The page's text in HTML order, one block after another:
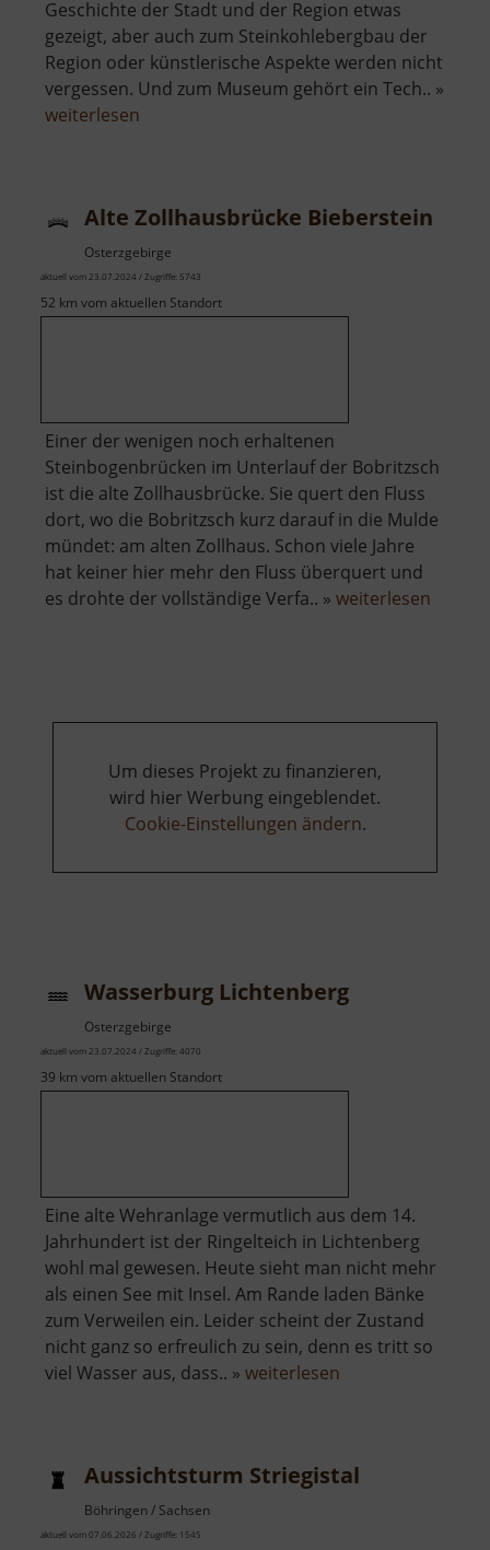
Geschichte der Stadt und der Region etwas
gezeigt, aber auch zum Steinkohlebergbau der
Region oder künstlerische Aspekte werden nicht
vergessen. Und zum Museum gehört ein Tech.. »
weiterlesen
Alte Zollhausbrücke Bieberstein
Osterzgebirge
aktuell vom 23.07.2024 / Zugriffe: 5743
52 km vom aktuellen Standort
Einer der wenigen noch erhaltenen
Steinbogenbrücken im Unterlauf der Bobritzsch
ist die alte Zollhausbrücke. Sie quert den Fluss
dort, wo die Bobritzsch kurz darauf in die Mulde
mündet: am alten Zollhaus. Schon viele Jahre
hat keiner hier mehr den Fluss überquert und
es drohte der vollständige Verfa.. » weiterlesen
Um dieses Projekt zu finanzieren,
wird hier Werbung eingeblendet.
Cookie-Einstellungen ändern.
Wasserburg Lichtenberg
Osterzgebirge
aktuell vom 23.07.2024 / Zugriffe: 4070
39 km vom aktuellen Standort
Eine alte Wehranlage vermutlich aus dem 14.
Jahrhundert ist der Ringelteich in Lichtenberg
wohl mal gewesen. Heute sieht man nicht mehr
als einen See mit Insel. Am Rande laden Bänke
zum Verweilen ein. Leider scheint der Zustand
nicht ganz so erfreulich zu sein, denn es tritt so
viel Wasser aus, dass.. » weiterlesen
Aussichtsturm Striegistal
Böhringen / Sachsen
aktuell vom 07.06.2026 / Zugriffe: 1545